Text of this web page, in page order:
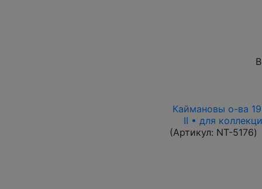
Каймановы о-ва
II • для
(Артикул: NT-5176)